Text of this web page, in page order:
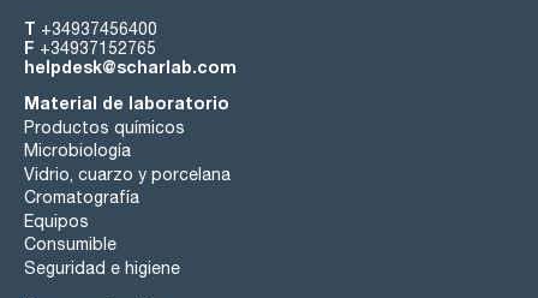
T +34937456400
F +34937152765
helpdesk@scharlab.com
Material de laboratorio
Productos químicos
Microbiología
Vidrio, cuarzo y porcelana
Cromatografía
Equipos
Consumible
Seguridad e higiene